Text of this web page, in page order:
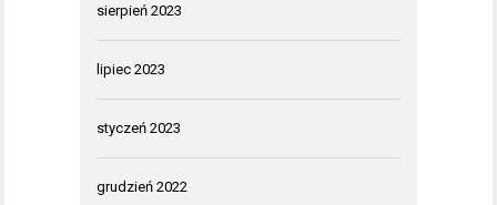
sierpień 2023
lipiec 2023
styczeń 2023
grudzień 2022